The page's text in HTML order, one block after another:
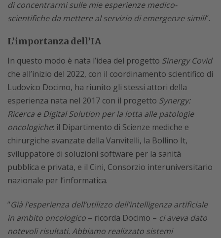
di concentrarmi sulle mie esperienze medico-
scientifiche da mettere al servizio di emergenze simili“.
L’importanza dell’IA
In questo modo è nata l’idea del progetto Sinergy Covid
che all’inizio del 2022, con il coordinamento scientifico di
Ludovico Docimo, ha riunito gli stessi attori della
esperienza nata nel 2017 con il progetto Synergy:
Ricerca e Digital Solution per la lotta alle patologie
oncologiche: il Dipartimento di Scienze mediche e
chirurgiche avanzate della Vanvitelli, la Bollino It,
sviluppatore di soluzioni software per la sanità
pubblica e privata, e il Cini, Consorzio interuniversitario
nazionale per l’informatica.
“Già l’esperienza dell’utilizzo dell’intelligenza artificiale
in ambito oncologico – ricorda Docimo – ci aveva dato
notevoli risultati. Abbiamo realizzato sistemi